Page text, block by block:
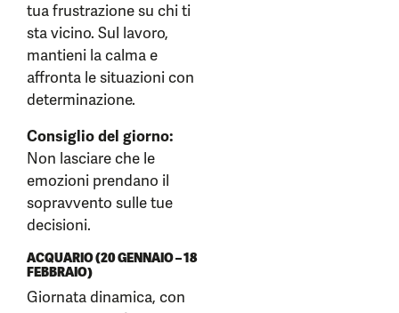
tua frustrazione su chi ti
sta vicino. Sul lavoro,
mantieni la calma e
affronta le situazioni con
determinazione.
Consiglio del giorno:
Non lasciare che le
emozioni prendano il
sopravvento sulle tue
decisioni.
ACQUARIO (20 GENNAIO – 18
FEBBRAIO)
Giornata dinamica, con